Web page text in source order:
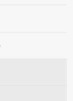
pān-kong-sik